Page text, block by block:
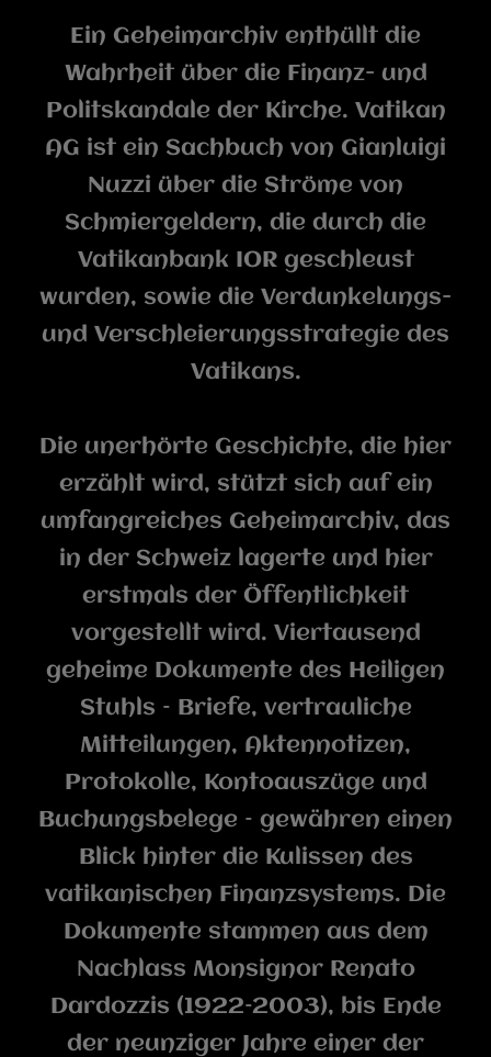
Ein Geheimarchiv enthüllt die
Wahrheit über die Finanz- und
Politskandale der Kirche. Vatikan
AG ist ein Sachbuch von Gianluigi
Nuzzi über die Ströme von
Schmiergeldern, die durch die
Vatikanbank IOR geschleust
wurden, sowie die Verdunkelungs-
und Verschleierungsstrategie des
Vatikans.
Die unerhörte Geschichte, die hier
erzählt wird, stützt sich auf ein
umfangreiches Geheimarchiv, das
in der Schweiz lagerte und hier
erstmals der Öffentlichkeit
vorgestellt wird. Viertausend
geheime Dokumente des Heiligen
Stuhls – Briefe, vertrauliche
Mitteilungen, Aktennotizen,
Protokolle, Kontoauszüge und
Buchungsbelege – gewähren einen
Blick hinter die Kulissen des
vatikanischen Finanzsystems. Die
Dokumente stammen aus dem
Nachlass Monsignor Renato
Dardozzis (1922–2003), bis Ende
der neunziger Jahre einer der